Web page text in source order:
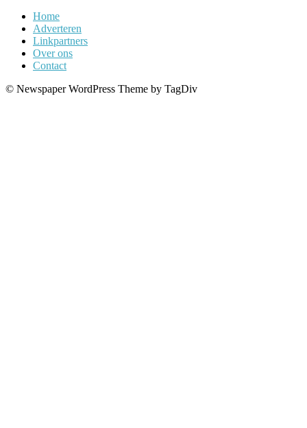
Home
Adverteren
Linkpartners
Over ons
Contact
© Newspaper WordPress Theme by TagDiv